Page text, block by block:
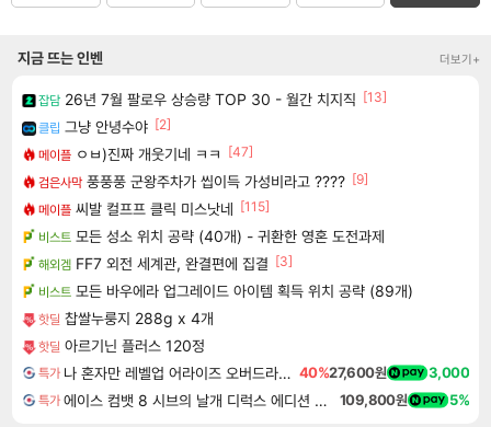
지금 뜨는 인벤 더보기+
잡담 26년 7월 팔로우 상승량 TOP 30 - 월간 치지직 [13]
클립 그냥 안녕수야 [2]
메이플 ㅇㅂ)진짜 개웃기네 ㅋㅋ
[47]
검은사막 풍풍풍 군왕주차가 씹이득 가성비라고 ???? [9]
메이플 씨발 컬프프 클릭 미스낫네 [115]
비스트 모든 성소 위치 공략 (40개) - 귀환한 영혼 도전과제
해외겜 FF7 외전 세계관, 완결편에 집결 [3]
비스트 모든 바우에라 업그레이드 아이템 획득 위치 공략 (89개)
핫딜 찹쌀누룽지 288g x 4개
핫딜 아르기닌 플러스 120정
특가 나 혼자만 레벨업 어라이즈 오버드라이브 Solo Leveling Arise 40%27,600원 3,000
특가 에이스 컴뱃 8 시브의 날개 디럭스 에디션 예약구매 ACE COMBAT 8 WINGS OF THEVE Deluxe Edition 109,800원 5%